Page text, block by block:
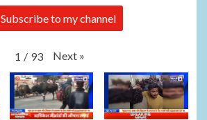
Subscribe to my channel
1 / 93 Next »